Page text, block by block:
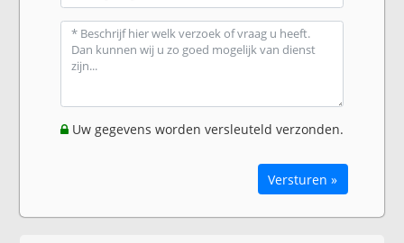
Uw gegevens worden versleuteld verzonden.
Versturen »